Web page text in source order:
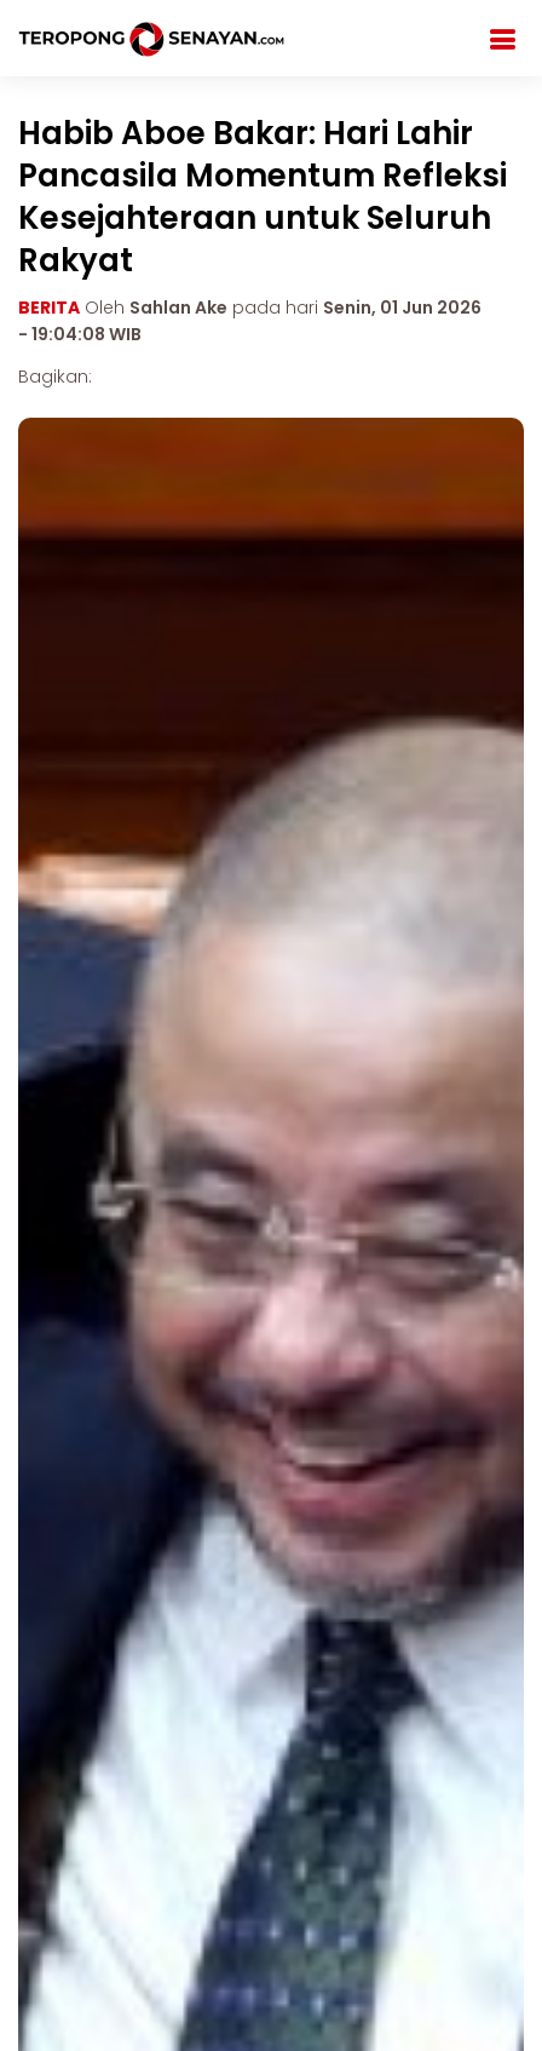
Habib Aboe Bakar: Hari Lahir
Pancasila Momentum Refleksi
Kesejahteraan untuk Seluruh
Rakyat
BERITA Oleh Sahlan Ake pada hari Senin, 01 Jun 2026
- 19:04:08 WIB
Bagikan: